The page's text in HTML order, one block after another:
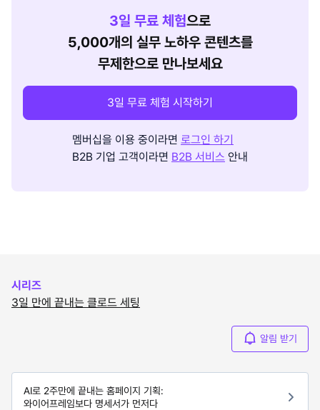
3일 무료 체험으로
5,000개의 실무 노하우 콘텐츠를
무제한으로 만나보세요
3일 무료 체험 시작하기
멤버십을 이용 중이라면 로그인 하기
B2B 기업 고객이라면 B2B 서비스 안내
시리즈
3일 만에 끝내는 클로드 세팅
알림 받기
AI로 2주만에 끝내는 홈페이지 기획:
와이어프레임보다 명세서가 먼저다